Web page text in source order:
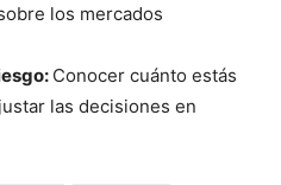
los mercados
Conocer cuánto estás
las decisiones en